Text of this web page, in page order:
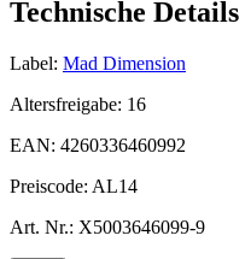
Technische Details
Label: Mad Dimension
Altersfreigabe: 16
EAN: 4260336460992
Preiscode: AL14
Art. Nr.: X5003646099-9